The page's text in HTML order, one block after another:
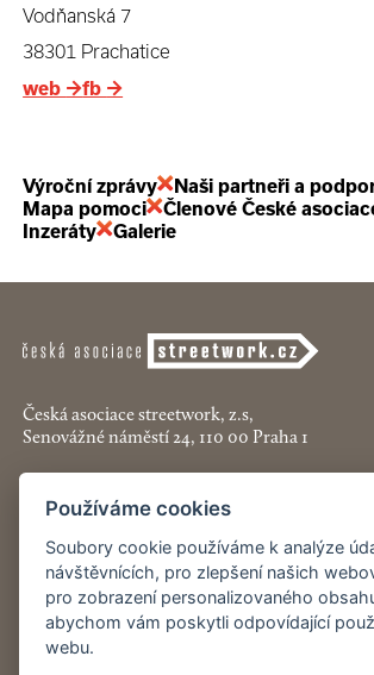
Vodňanská 7
38301 Prachatice
web →fb →
Výroční zprávy
Naši partneři a
Mapa pomoci
Členové České
Inzeráty
Galerie
Česká asociace streetwork, z.s,
Senovážné náměstí 24, 110 00 Praha 1
+420 774 913 777
asociace@streetwork.cz
Nastavení cookies
Restartshop.cz
Používáme cookies
Soubory cookie používáme k analýze
návštěvnících, pro zlepšení našich
pro zobrazení personalizovaného
abychom vám poskytli odpovídající
webu.